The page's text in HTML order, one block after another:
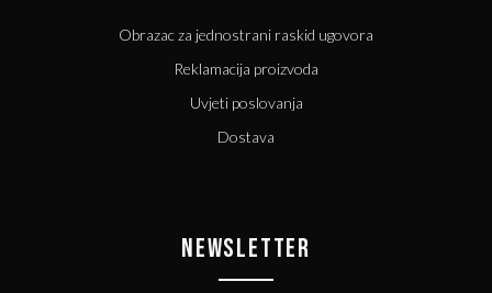
Obrazac za jednostrani raskid ugovora
Reklamacija proizvoda
Uvjeti poslovanja
Dostava
NEWSLETTER